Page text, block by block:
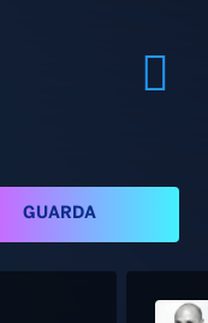
GUARDA